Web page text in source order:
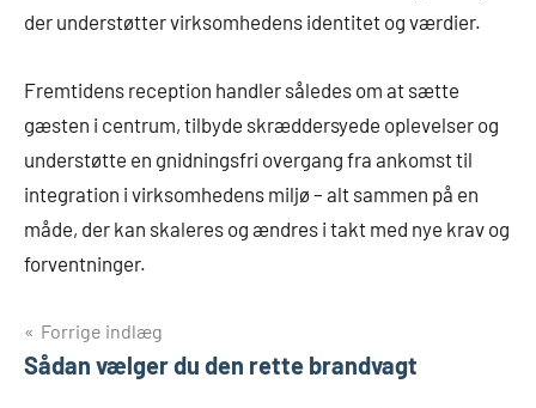
der understøtter virksomhedens identitet og værdier.
Fremtidens reception handler således om at sætte
gæsten i centrum, tilbyde skræddersyede oplevelser og
understøtte en gnidningsfri overgang fra ankomst til
integration i virksomhedens miljø – alt sammen på en
måde, der kan skaleres og ændres i takt med nye krav og
forventninger.
Indlægsnavigation
Forrige indlæg
Sådan vælger du den rette brandvagt